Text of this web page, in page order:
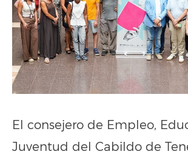
El consejero de Empleo,
Juventud del Cabildo de